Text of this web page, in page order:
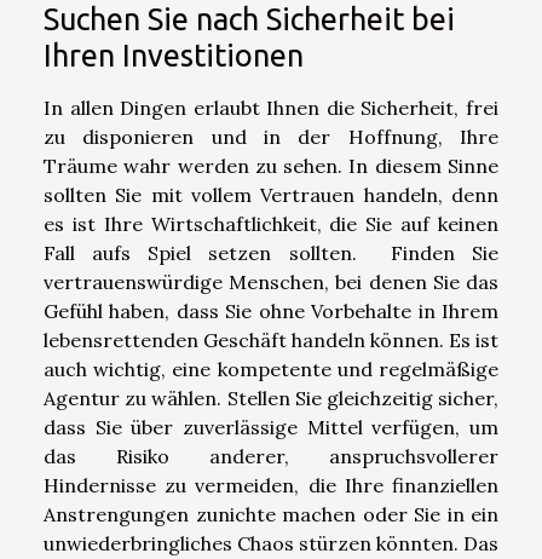
Suchen Sie nach Sicherheit bei
Ihren Investitionen
In allen Dingen erlaubt Ihnen die Sicherheit, frei
zu disponieren und in der Hoffnung, Ihre
Träume wahr werden zu sehen. In diesem Sinne
sollten Sie mit vollem Vertrauen handeln, denn
es ist Ihre Wirtschaftlichkeit, die Sie auf keinen
Fall aufs Spiel setzen sollten. Finden Sie
vertrauenswürdige Menschen, bei denen Sie das
Gefühl haben, dass Sie ohne Vorbehalte in Ihrem
lebensrettenden Geschäft handeln können. Es ist
auch wichtig, eine kompetente und regelmäßige
Agentur zu wählen. Stellen Sie gleichzeitig sicher,
dass Sie über zuverlässige Mittel verfügen, um
das Risiko anderer, anspruchsvollerer
Hindernisse zu vermeiden, die Ihre finanziellen
Anstrengungen zunichte machen oder Sie in ein
unwiederbringliches Chaos stürzen könnten. Das